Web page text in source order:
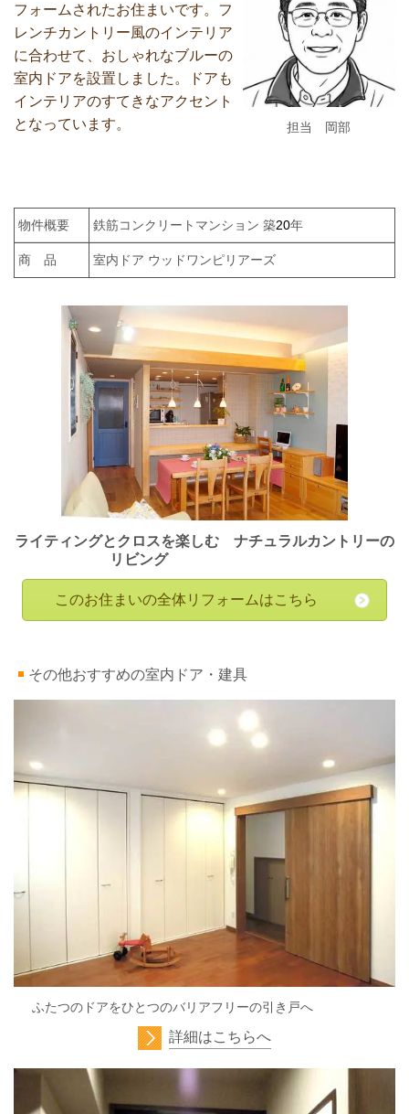
担当 岡部
フォームされたお住まいです。フ
レンチカントリー風のインテリア
に合わせて、おしゃれなブルーの
室内ドアを設置しました。ドアも
インテリアのすてきなアクセント
となっています。
物件概要 鉄筋コンクリートマンション 築20年
商 品 室内ドア ウッドワンピリアーズ
ライティングとクロスを楽しむ ナチュラルカントリーの
リビング
このお住まいの全体リフォームはこちら
その他おすすめの室内ドア・建具
ふたつのドアをひとつのバリアフリーの引き戸へ
詳細はこちらへ